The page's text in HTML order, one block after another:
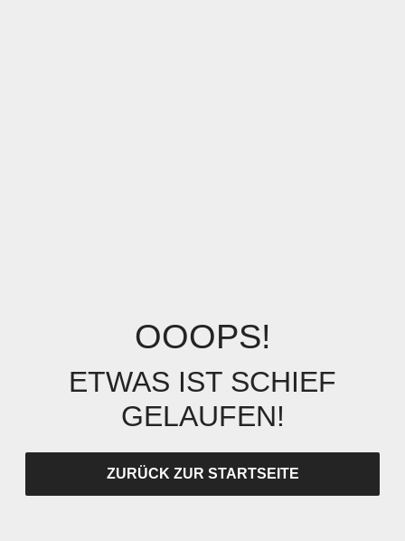
OOOPS!
ETWAS IST SCHIEF
GELAUFEN!
ZURÜCK ZUR STARTSEITE